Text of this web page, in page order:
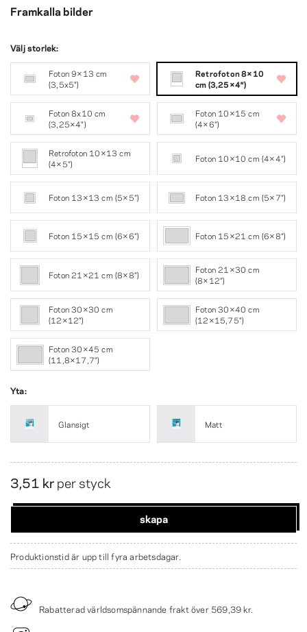
Framkalla bilder
Välj storlek:
Foton 9×13 cm
(3,5x5")
Retrofoton 8×10
cm (3,25×4″)
Foton 8x10 cm
(3,25×4")
Foton 10×15 cm
(4×6″)
Retrofoton 10×13 cm
(4×5″)
Foton 10×10 cm (4×4″)
Foton 13×13 cm (5×5″) Foton 13×18 cm (5×7″)
Foton 15×15 cm (6×6″) Foton 15×21 cm (6×8″)
Foton 21×21 cm (8×8″)
Foton 21×30 cm
(8×12″)
Foton 30×30 cm
(12×12")
Foton 30×40 cm
(12×15,75")
Foton 30×45 cm
(11,8×17,7")
Yta:
Glansigt Matt
3,51 krper styck
skapa
Produktionstid är upp till fyra arbetsdagar.
Rabatterad världsomspännande frakt över 569,39 kr.